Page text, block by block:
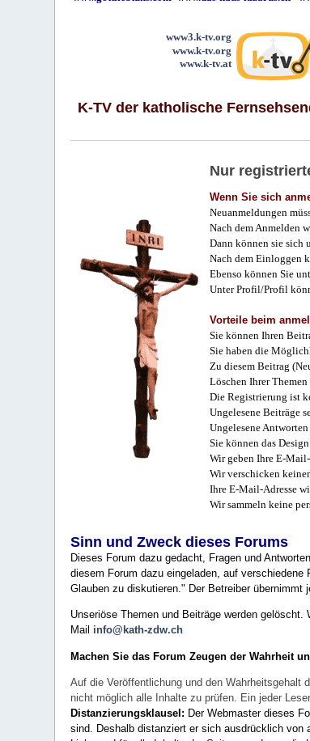
www3.k-tv.org
www.k-tv.org
www.k-tv.at
K-TV der katholische
Nur
Wenn Sie sich
Neuanmeldungen
Nach dem Anmelden
Dann können sie sich
Nach dem Einloggen
Ebenso können Sie
Unter Profil/Profil
Vorteile beim
Sie können Ihren
Sie haben die
Zu diesem Beitrag
Löschen Ihrer
Die Registrierung ist
Ungelesene Beiträge
Ungelesene
Sie können das
Wir geben Ihre E-
Wir verschicken
Ihre E-Mail-Adresse
Wir sammeln keine
Sinn und Zweck dieses Forums
Dieses Forum dazu gedacht, Fragen und
diesem Forum dazu eingeladen, auf
Glauben zu diskutieren." Der Betreiber
Unseriöse Themen und Beiträge werden
Mail info@kath-zdw.ch
Machen Sie das Forum Zeugen der Wahrheit
Auf die Veröffentlichung und den
nicht möglich alle Inhalte zu prüfen. Ein jeder
Distanzierungsklausel: Der Webmaster dieses
sind. Deshalb distanziert er sich ausdrücklich von